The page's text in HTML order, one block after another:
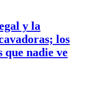
y la
los
que nadie ve